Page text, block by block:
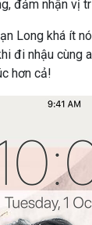
đảm nhận vị
Long khá ít
đi nhậu cùng
hơn cả!